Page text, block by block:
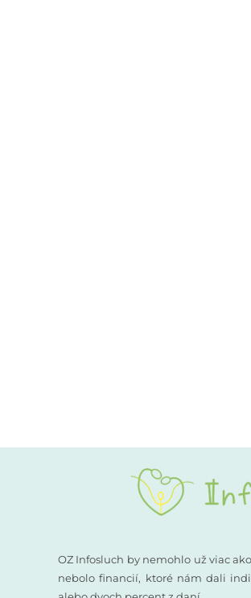
OZ Infosluch by nemohlo už viac
nebolo financií, ktoré nám dali